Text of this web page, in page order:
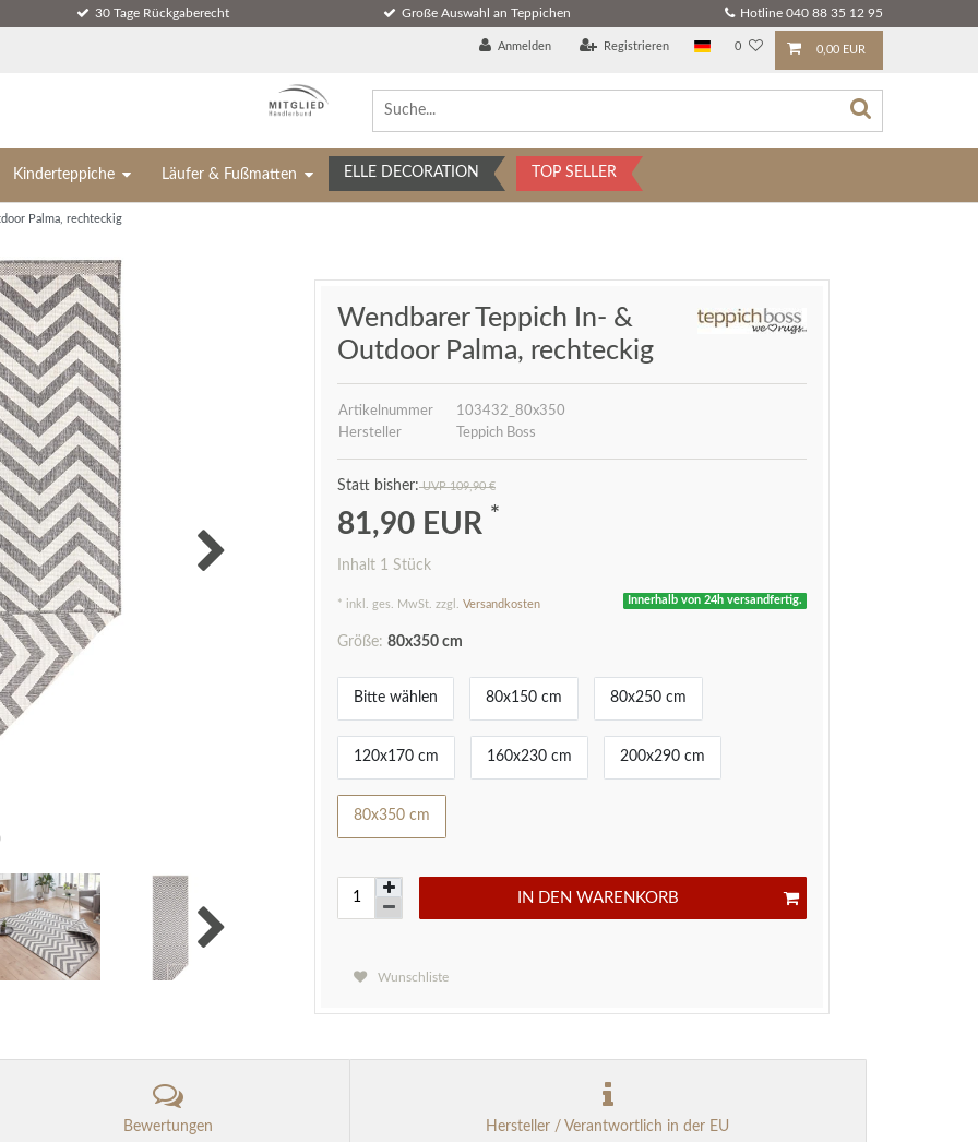
30 Tage Rückgaberecht Große Auswahl an Teppichen Hotline 040 88 35 12 95
Anmelden Registrieren 0 0,00 EUR
Kinderteppiche Läufer & Fußmatten ELLE DECORATION TOP SELLER
Palma, rechteckig
Wendbarer Teppich In- &
Outdoor Palma, rechteckig
Artikelnummer
103432_80x350
Hersteller
Teppich Boss
UVP 109,90 €
81,90 EUR *
Inhalt 1 Stück
* inkl. ges. MwSt. zzgl. Versandkosten Innerhalb von 24h versandfertig.
Größe: 80x350 cm
Bitte wählen 80x150 cm 80x250 cm
120x170 cm 160x230 cm 200x290 cm
80x350 cm
IN DEN WARENKORB
Wunschliste
Bewertungen Hersteller / Verantwortlich in der EU